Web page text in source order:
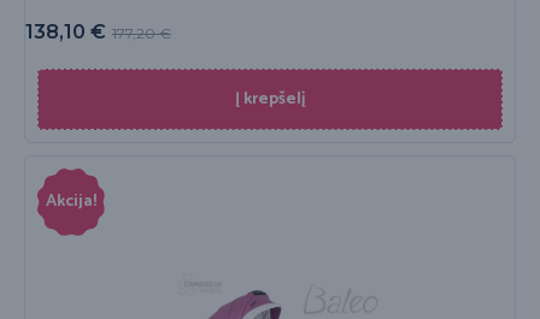
177,20€
138,10 €
Į krepšelį
Akcija!